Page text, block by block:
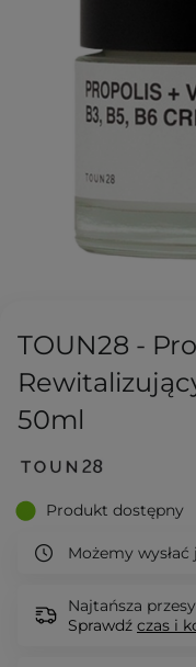
TOUN28 -
50ml
Produkt dostępny
Możemy wysłać
Najtańsza
Sprawdź czas i